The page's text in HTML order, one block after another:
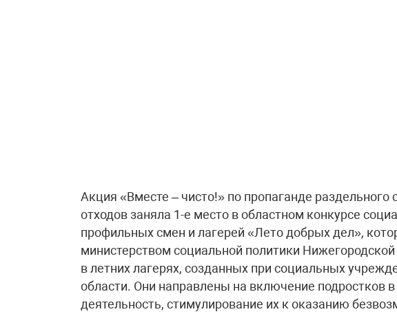
Акция «Вместе – чисто!» по пропаганде
отходов заняла 1-е место в областном конкурсе
профильных смен и лагерей «Лето добрых дел»,
министерством социальной политики
в летних лагерях, созданных при социальных
области. Они направлены на включение подростков
деятельность, стимулирование их к оказанию